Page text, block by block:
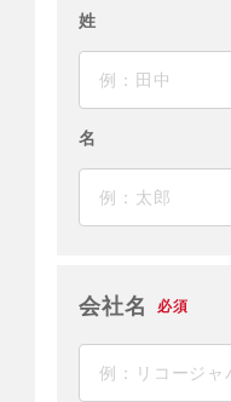
姓
名
会社名 必須